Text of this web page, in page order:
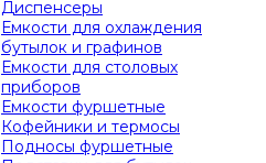
Диспенсеры
Емкости для охлаждения
бутылок и графинов
Емкости для столовых
приборов
Емкости фуршетные
Кофейники и термосы
Подносы фуршетные